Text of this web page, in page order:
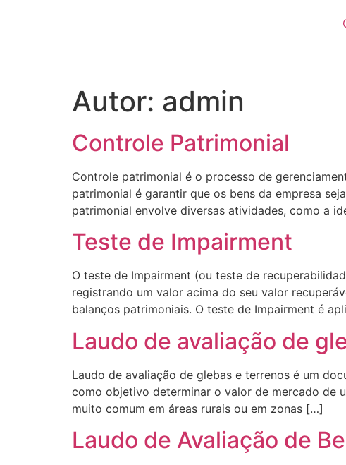
Autor: admin
Controle Patrimonial
Controle patrimonial é o processo de
patrimonial é garantir que os bens da empresa
patrimonial envolve diversas atividades, como a
Teste de Impairment
O teste de Impairment (ou teste de
registrando um valor acima do seu valor
balanços patrimoniais. O teste de Impairment é
Laudo de avaliação de
Laudo de avaliação de glebas e terrenos é um
como objetivo determinar o valor de mercado de
muito comum em áreas rurais ou em zonas […]
Laudo de Avaliação de